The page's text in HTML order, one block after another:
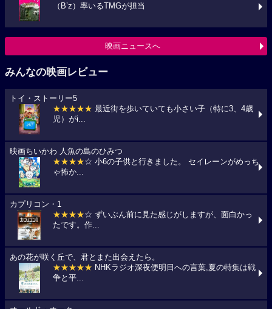
（B’z）率いるTMGが担当
映画ニュースへ
みんなの映画レビュー
トイ・ストーリー5
★★★★★ 最近街を歩いていても小さい子（特に3、4歳
児）がi...
映画ちいかわ 人魚の島のひみつ
★★★★☆ 小6の子供と行きました。 セイレーンがめっち
ゃ怖か...
カプリコン・1
★★★★☆ ずいぶん前に見た感じがしますが、面白かっ
たです。作...
あの花が咲く丘で、君とまた出会えたら。
★★★★★ NHKラジオ深夜便明日への言葉,夏の特集は戦
争と平...